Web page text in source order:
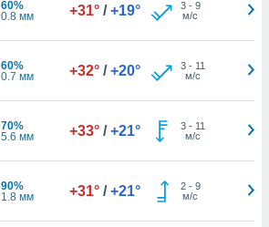
60%
0.8 мм
+31° / +19° 3- 9
м/с
60%
0.7 мм
+32° / +20° 3- 11
м/с
70%
5.6 мм
+33° / +21° 3- 11
м/с
90%
1.8 мм
+31° / +21° 2- 9
м/с